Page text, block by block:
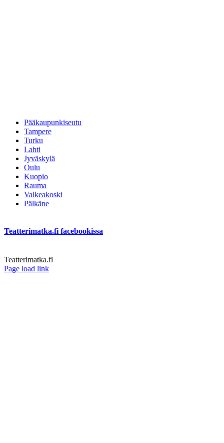
Pääkaupunkiseutu
Tampere
Turku
Lahti
Jyväskylä
Oulu
Kuopio
Rauma
Valkeakoski
Pälkäne
Teatterimatka.fi facebookissa
Teatterimatka.fi
Facebook
Page load link